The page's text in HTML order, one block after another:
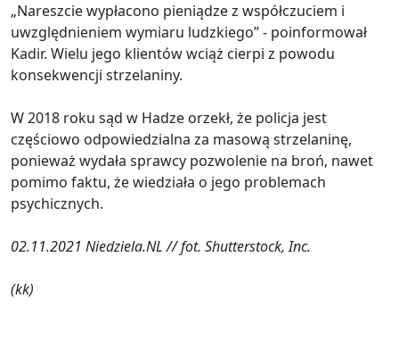
„Nareszcie wypłacono pieniądze z współczuciem i
uwzględnieniem wymiaru ludzkiego” - poinformował
Kadir. Wielu jego klientów wciąż cierpi z powodu
konsekwencji strzelaniny.
W 2018 roku sąd w Hadze orzekł, że policja jest
częściowo odpowiedzialna za masową strzelaninę,
ponieważ wydała sprawcy pozwolenie na broń, nawet
pomimo faktu, że wiedziała o jego problemach
psychicznych.
02.11.2021 Niedziela.NL // fot. Shutterstock, Inc.
(kk)